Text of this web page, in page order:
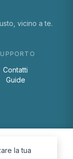
vicino a te.
Contatti
Guide
la tua